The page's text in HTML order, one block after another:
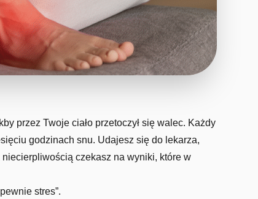
przez Twoje ciało przetoczył się walec. Każdy
godzinach snu. Udajesz się do lekarza,
czekasz na wyniki, które w
stres”.